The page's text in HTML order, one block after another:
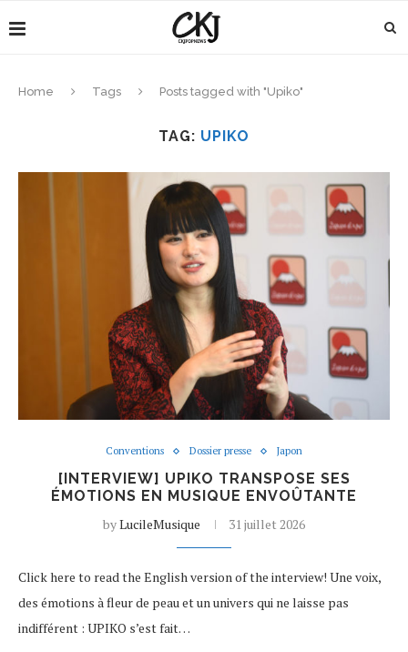
Home Tags Posts tagged with "Upiko"
TAG: UPIKO
Conventions Dossier presse Japon
[INTERVIEW] UPIKO TRANSPOSE SES
ÉMOTIONS EN MUSIQUE ENVOÛTANTE
byLucileMusique 31 juillet 2026
Click here to read the English version of the interview! Une voix,
des émotions à fleur de peau et un univers qui ne laisse pas
indifférent : UPIKO s’est fait…